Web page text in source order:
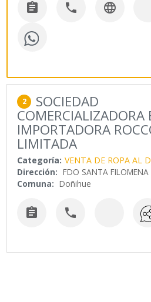
  
2 SOCIEDAD
COMERCIALIZADORA
IMPORTADORA
LIMITADA
Categoría: VENTA DE ROPA AL
Dirección: FDO SANTA
Comuna: Doñihue
 